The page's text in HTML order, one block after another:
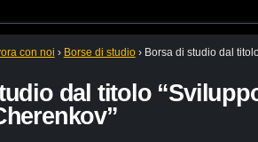
con noi › Borse di studio › Borsa di studio dal
dal titolo